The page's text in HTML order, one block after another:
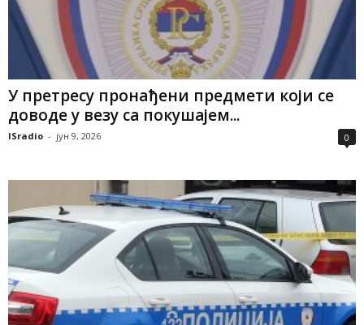
У претресу пронађени предмети који се
доводе у везу са покушајем...
ISradio - јун 9, 2026 0